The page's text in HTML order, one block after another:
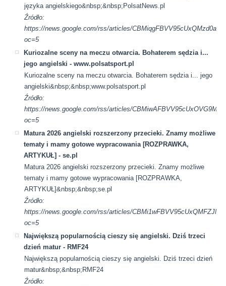
języka angielskiego&nbsp;&nbsp;PolsatNews.pl
Źródło:
https://news.google.com/rss/articles/
oc=5
Kuriozalne sceny na meczu otwarcia. Bohaterem sędzia i...
jego angielski - www.polsatsport.pl
Kuriozalne sceny na meczu otwarcia. Bohaterem sędzia i... jego
angielski&nbsp;&nbsp;www.polsatsport.pl
Źródło:
https://news.google.com/rss/articles/
oc=5
Matura 2026 angielski rozszerzony przecieki. Znamy możliwe
tematy i mamy gotowe wypracowania [ROZPRAWKA,
ARTYKUŁ] - se.pl
Matura 2026 angielski rozszerzony przecieki. Znamy możliwe
tematy i mamy gotowe wypracowania [ROZPRAWKA,
ARTYKUŁ]&nbsp;&nbsp;se.pl
Źródło:
https://news.google.com/rss/articles/
oc=5
Największą popularnością cieszy się angielski. Dziś trzeci
dzień matur - RMF24
Największą popularnością cieszy się angielski. Dziś trzeci dzień
matur&nbsp;&nbsp;RMF24
Źródło: